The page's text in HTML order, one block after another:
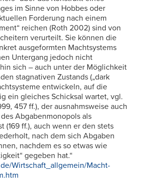
im Sinne von Hobbes oder
Forderung nach einem
reichen (Roth 2002) sind von
verurteilt. Sie können die
ausgeformten Machtsystems
Untergang jedoch nicht
sich – auch unter der Möglichkeit
stagnativen Zustands („dark
entwickeln, auf die
ein gleiches Schicksal wartet, vgl.
457 ff.), der ausnahmsweise auch
Abgabenmonopols als
(169 ff.), auch wenn er den stets
nach dem sich Abgaben
nachdem es so etwas wie
gegeben hat.“
Wirtschaft_allgemein/Macht-